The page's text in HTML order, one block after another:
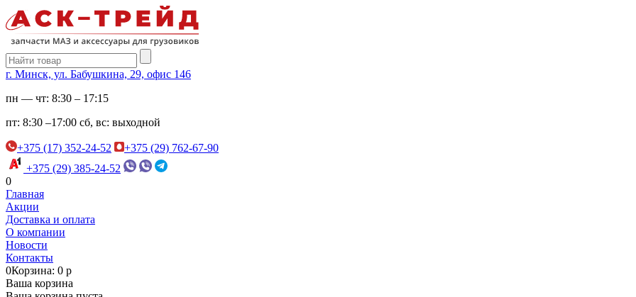
г. Минск, ул. Бабушкина, 29, офис 146
пн — чт: 8:30 – 17:15
пт: 8:30 –17:00 сб, вс: выходной
+375 (17) 352-24-52
+375 (29) 762-67-90
+375 (29) 385-24-52
0
Главная
Акции
Доставка и оплата
О компании
Новости
Контакты
0Корзина: 0 р
Ваша корзина